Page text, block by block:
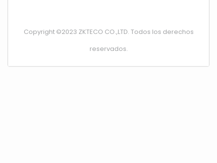
Copyright ©2023 ZKTECO CO.,LTD. Todos los derechos
reservados.